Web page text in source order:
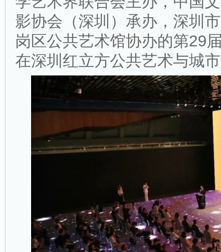
影协会（深圳）承办，深圳
岗区公共艺术馆协办的第29
在深圳红立方公共艺术与城